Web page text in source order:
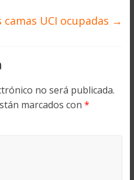
camas UCI ocupadas →
no será publicada.
marcados con *